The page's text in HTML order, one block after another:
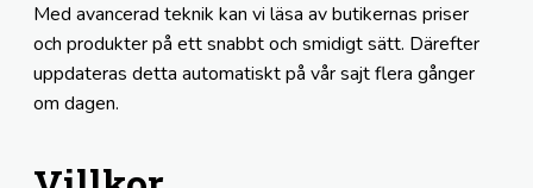
Med avancerad teknik kan vi läsa av butikernas priser
och produkter på ett snabbt och smidigt sätt. Därefter
uppdateras detta automatiskt på vår sajt flera gånger
om dagen.